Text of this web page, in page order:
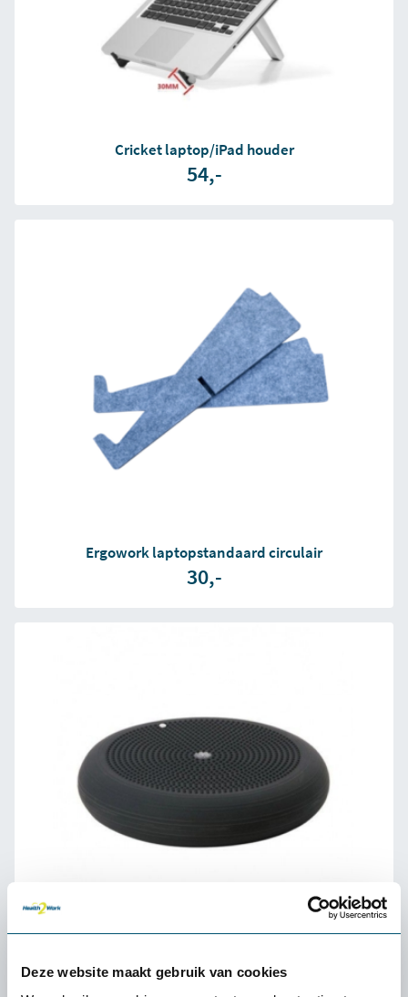
Deze website maakt gebruik van cookies
Cricket laptop/iPad houder
54,-
Ergowork laptopstandaard circulair
30,-
60,-